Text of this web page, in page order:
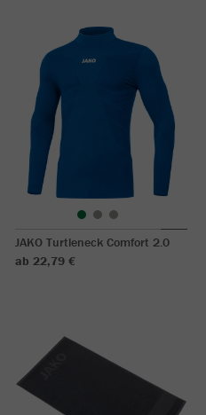
JAKO Turtleneck Comfort 2.0
ab 22,79 €